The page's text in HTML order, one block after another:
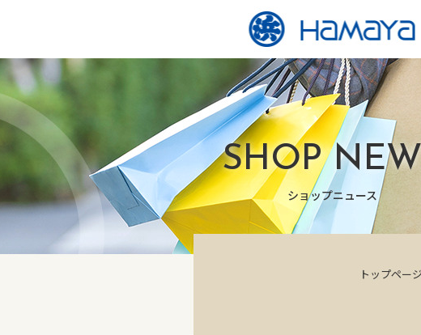
SHOP
ショップニュース
トップページ